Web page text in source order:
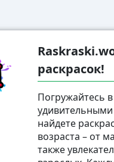
раскрасок!
Погружайтесь
найдете
возраста – от
также